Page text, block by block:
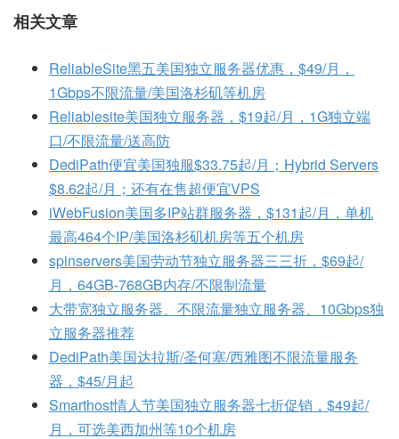
相关文章
ReliableSite黑五美国独立服务器优惠，$49/月，
1Gbps不限流量/美国洛杉矶等机房
Reliablesite美国独立服务器，$19起/月，1G独立端
口/不限流量/送高防
DediPath便宜美国独服$33.75起/月；Hybrid Servers
$8.62起/月；还有在售超便宜VPS
iWebFusion美国多IP站群服务器，$131起/月，单机
最高464个IP/美国洛杉矶机房等五个机房
spinservers美国劳动节独立服务器三三折，$69起/
月，64GB-768GB内存/不限制流量
大带宽独立服务器、不限流量独立服务器、10Gbps独
立服务器推荐
DediPath美国达拉斯/圣何塞/西雅图不限流量服务
器，$45/月起
Smarthost情人节美国独立服务器七折促销，$49起/
月，可选美西加州等10个机房